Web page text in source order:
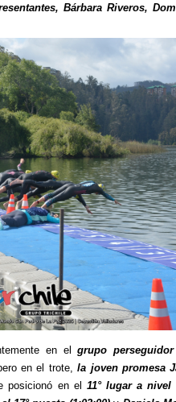
Bárbara Riveros,
en elgrupo
en el trote,la joven promesa
posicionó en el 11° lugar a nivel